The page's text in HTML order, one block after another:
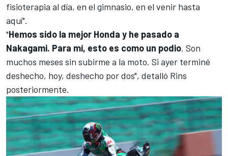
fisioterapia al día, en el gimnasio, en el venir hasta
aquí".
"Hemos sido la mejor Honda y he pasado a
Nakagami. Para mí, esto es como un podio. Son
muchos meses sin subirme a la moto. Si ayer terminé
deshecho, hoy, deshecho por dos", detalló Rins
posteriormente.